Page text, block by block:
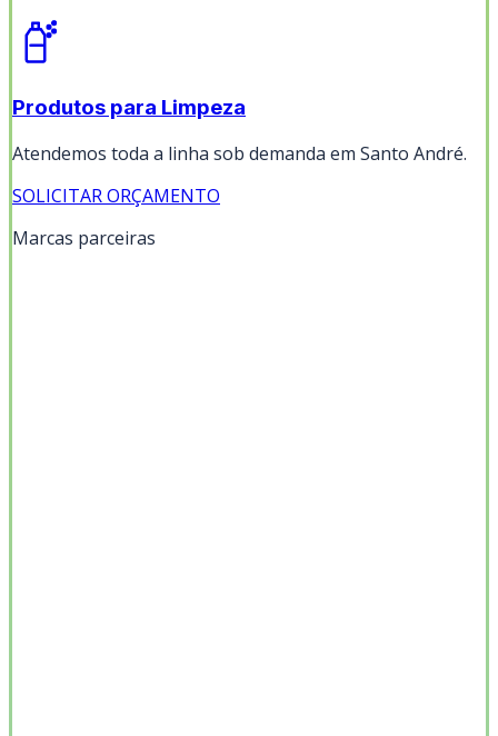
Produtos para Limpeza
Atendemos toda a linha sob demanda em Santo André.
SOLICITAR ORÇAMENTO
Marcas parceiras